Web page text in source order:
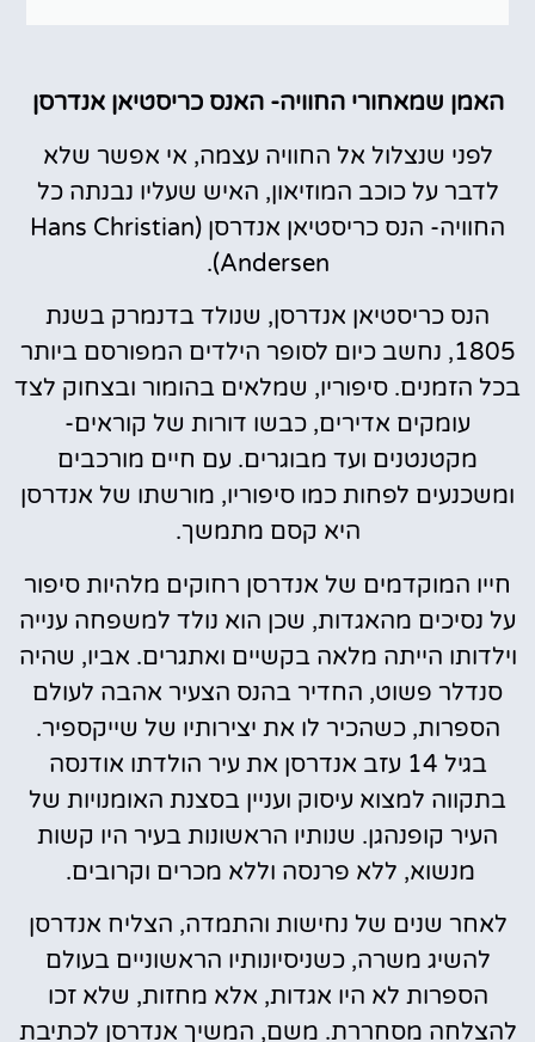
האמן שמאחורי החוויה- האנס כריסטיאן אנדרסן
לפני שנצלול אל החוויה עצמה, אי אפשר שלא
לדבר על כוכב המוזיאון, האיש שעליו נבנתה כל
החוויה- הנס כריסטיאן אנדרסן (Hans Christian
Andersen).
הנס כריסטיאן אנדרסן, שנולד בדנמרק בשנת
1805, נחשב כיום לסופר הילדים המפורסם ביותר
בכל הזמנים. סיפוריו, שמלאים בהומור ובצחוק לצד
עומקים אדירים, כבשו דורות של קוראים-
מקטנטנים ועד מבוגרים. עם חיים מורכבים
ומשכנעים לפחות כמו סיפוריו, מורשתו של אנדרסן
היא קסם מתמשך.
חייו המוקדמים של אנדרסן רחוקים מלהיות סיפור
על נסיכים מהאגדות, שכן הוא נולד למשפחה ענייה
וילדותו הייתה מלאה בקשיים ואתגרים. אביו, שהיה
סנדלר פשוט, החדיר בהנס הצעיר אהבה לעולם
הספרות, כשהכיר לו את יצירותיו של שייקספיר.
בגיל 14 עזב אנדרסן את עיר הולדתו אודנסה
בתקווה למצוא עיסוק ועניין בסצנת האומנויות של
העיר קופנהגן. שנותיו הראשונות בעיר היו קשות
מנשוא, ללא פרנסה וללא מכרים וקרובים.
לאחר שנים של נחישות והתמדה, הצליח אנדרסן
להשיג משרה, כשניסיונותיו הראשוניים בעולם
הספרות לא היו אגדות, אלא מחזות, שלא זכו
להצלחה מסחררת. משם, המשיך אנדרסן לכתיבת